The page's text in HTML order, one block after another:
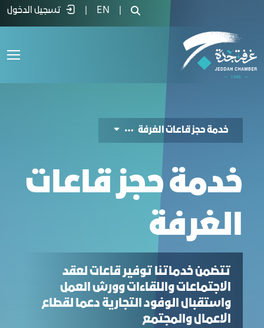
خدمة حجز قاعة - غرفة جدةEN تسجيل الدخول
خدمة حجز قاعات الغرفة
خدمة حجز قاعات
الغرفة
تتضمن خدماتنا توفير قاعات لعقد
الاجتماعات واللقاءات وورش العمل
واستقبال الوفود التجارية دعما لقطاع
الاعمال والمجتمع